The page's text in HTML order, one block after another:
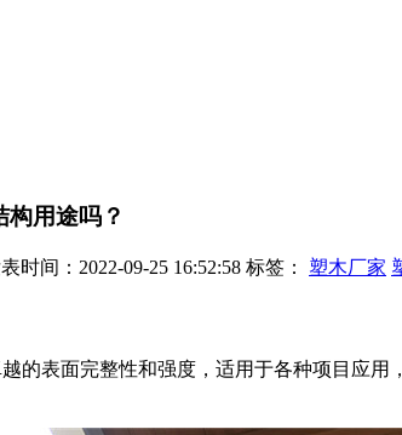
用途吗？
时间：2022-09-25 16:52:58 标签： 塑木厂家
的表面完整性和强度，适用于各种项目应